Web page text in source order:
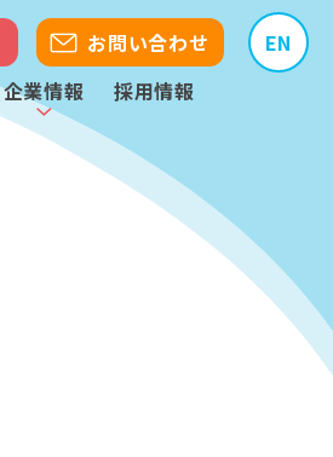
お問い合わせ
EN
企業情報 採用情報